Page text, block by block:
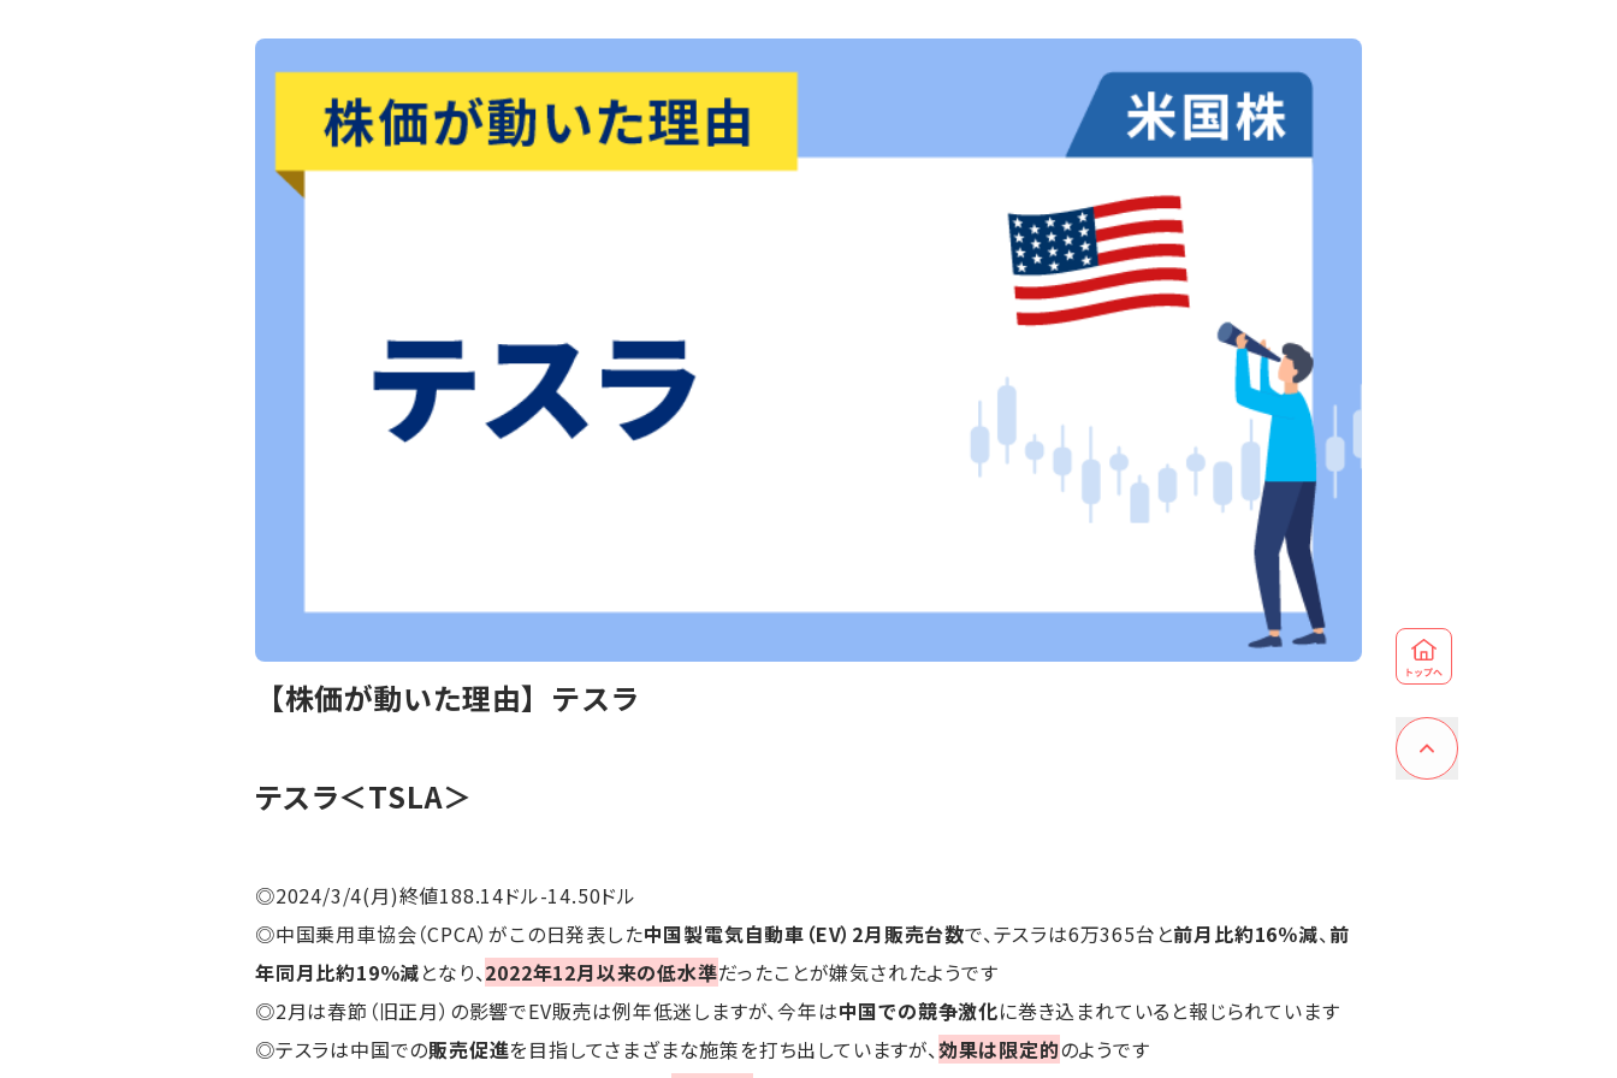
【株価が動いた理由】テスラ
テスラ＜TSLA＞
◎2024/3/4(月)終値188.14ドル-14.50ドル
◎中国乗用車協会（CPCA）がこの日発表した中国製電気自動車（EV）2月販売台数で、テスラは6万365台と前月比約16％減、 前
年同月比約19％減となり、2022年12月以来の低水準だったことが嫌気されたようです
◎2月は春節（旧正月）の影響でEV販売は例年低迷しますが、今年は中国での競争激化に巻き込まれていると報じられています
◎テスラは中国での販売促進を目指してさまざまな施策を打ち出していますが、効果は限定的のようです